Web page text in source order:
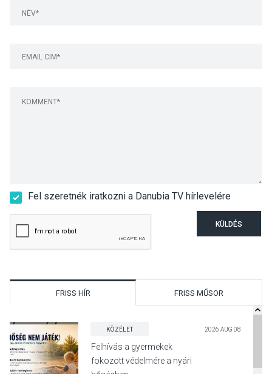
Fel szeretnék iratkozni a Danubia TV hírlevelére
KÜLDÉS
FRISS HÍR FRISS MŰSOR
KÖZÉLET 2026 AUG 08
Felhívás a gyermekek
fokozott védelmére a nyári